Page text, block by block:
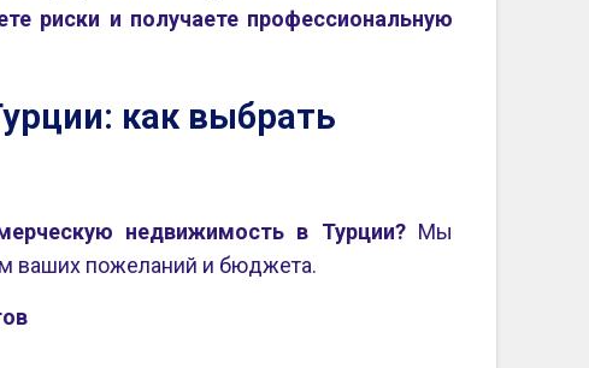
риски и получаете профессиональную
как выбрать
недвижимость в Турции?Мы
ваших пожеланий и бюджета.